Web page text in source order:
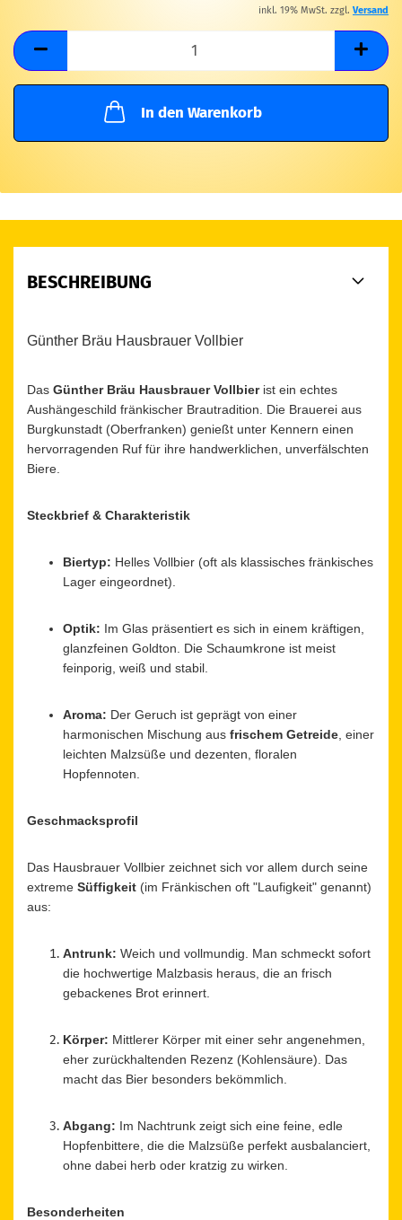
inkl. 19% MwSt. zzgl. Versand
In den Warenkorb
BESCHREIBUNG
Günther Bräu Hausbrauer Vollbier
Das Günther Bräu Hausbrauer Vollbierist ein echtes
Aushängeschild fränkischer Brautradition. Die Brauerei aus
Burgkunstadt (Oberfranken) genießt unter Kennern einen
hervorragenden Ruf für ihre handwerklichen, unverfälschten
Biere.
Steckbrief & Charakteristik
Biertyp: Helles Vollbier (oft als klassisches fränkisches
Lager eingeordnet).
Optik: Im Glas präsentiert es sich in einem kräftigen,
glanzfeinen Goldton. Die Schaumkrone ist meist
feinporig, weiß und stabil.
Aroma: Der Geruch ist geprägt von einer
harmonischen Mischung aus frischem Getreide , einer
leichten Malzsüße und dezenten, floralen
Hopfennoten.
Geschmacksprofil
Das Hausbrauer Vollbier zeichnet sich vor allem durch seine
extreme Süffigkeit (im Fränkischen oft "Laufigkeit" genannt)
aus:
Antrunk: Weich und vollmundig. Man schmeckt sofort
die hochwertige Malzbasis heraus, die an frisch
gebackenes Brot erinnert.
Körper: Mittlerer Körper mit einer sehr angenehmen,
eher zurückhaltenden Rezenz (Kohlensäure). Das
macht das Bier besonders bekömmlich.
Abgang: Im Nachtrunk zeigt sich eine feine, edle
Hopfenbittere, die die Malzsüße perfekt ausbalanciert,
ohne dabei herb oder kratzig zu wirken.
Besonderheiten